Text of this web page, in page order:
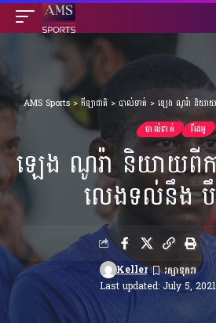
AMS Sports> កីឡាជាតិ > បាល់ទាត់ > ឡេង ណូរ៉ា និយាយ
បាល់ទាត់ វីដេអូ
ឡេង ណូរ៉ា និយាយពី
លេងទល់នឹង
Last updated: July 5,
Keller